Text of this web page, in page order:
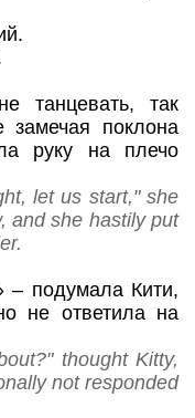
танцевать, так
поклона
руку на плечо
let us start," she
and she hastily put
– подумала Кити,
не ответила на
thought Kitty,
not responded